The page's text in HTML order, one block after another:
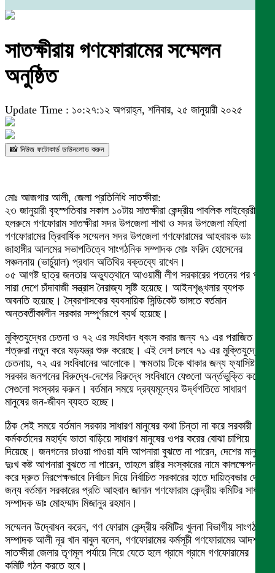
সাতক্ষীরায় গণফোরামের সম্মেলন
অনুষ্ঠিত
Update Time : ১০:২৭:১২ অপরাহ্ন, শনিবার, ২৫ জানুয়ারী ২০২৫
📸 নিউজ ফটোকার্ড ডাউনলোড করুন
মোঃ আজগার আলী, জেলা প্রতিনিধি সাতক্ষীরা:
২৩ জানুয়ারী বৃহস্পতিবার সকাল ১০টায় সাতক্ষীরা কেন্দ্রীয় পাবলিক লাইব্রেরী
হলরুমে গণফোরাম সাতক্ষীরা সদর উপজেলা শাখা ও সদর উপজেলা মহিলা
গণফোরামের ত্রিবার্ষিক সম্মেলন সদর উপজেলা গণফোরামের আহবায়ক ডাঃ
জাহাঙ্গীর আলমের সভাপতিত্বে সাংগঠনিক সম্পাদক মোঃ ফরিদ হোসেনের
সঞ্চলনায় (ভার্চুয়াল) প্রধান অতিথির বক্তব্যে রাখেন।
০৫ আগষ্ট ছাত্র জনতার অভ্যুত্থানে আওয়ামী লীগ সরকারের পতনের পর পরই
সারা দেশে চাঁদাবাজী সন্ত্রাস নৈরাজ্য সৃষ্টি হয়েছে। আইনশৃঙ্খলার ব্যপক
অবনতি হয়েছে। স্বৈরশাসকের ব্যবসায়িক সিন্ডিকেট ভাঙ্গতে বর্তমান
অন্তবর্তীকালীন সরকার সম্পূর্ণরূপে ব্যর্থ হয়েছে।
মুক্তিযুদ্ধের চেতনা ও ৭২ এর সংবিধান ধ্বংস করার জন্য ৭১ এর পরাজিত
শত্রুরা নতুন করে ষড়যন্ত্র শুরু করেছে। এই দেশ চলবে ৭১ এর মুক্তিযুদ্ধের
চেতনায়, ৭২ এর সংবিধানের আলোকে। ক্ষমতায় টিকে থাকার জন্য ফ্যাসিষ্ট
সরকার জনগনের বিরুদ্ধে-দেশের বিরুদ্ধে সংবিধানে যেগুলো অর্ন্তভুক্তি করেছে
সেগুলো সংস্কার করুন। বর্তমান সময়ে দ্রব্যমূল্যের উর্দ্ধগতিতে সাধারণ
মানুষের জন-জীবন ব্যহত হচ্ছে।
ঠিক সেই সময়ে বর্তমান সরকার সাধারণ মানুষের কথা চিন্তা না করে সরকারী
কর্মকর্তাদের মহার্ঘ্য ভাতা বাড়িয়ে সাধারণ মানুষের ওপর করের বোঝা চাপিয়ে
দিয়েছে। জনগনের চাওয়া পাওয়া যদি আপনারা বুঝতে না পারেন, দেশের মানুষের
দুঃখ কষ্ট আপনারা বুঝতে না পারেন, তাহলে রাষ্ট্র সংস্কারের নামে কালক্ষেপন না
করে দ্রুত নিরপেক্ষভাবে নির্বাচন দিয়ে নির্বাচিত সরকারের হাতে দায়িত্বভার দেয়ার
জন্য বর্তমান সরকারের প্রতি আহবান জানান গণফোরাম কেন্দ্রীয় কমিটির সাধারণ
সম্পাদক ডাঃ মোহম্মাদ মিজানুর রহমান।
সম্মেলন উদ্বোধন করেন, গণ ফোরাম কেন্দ্রীয় কমিটির খুলনা বিভাগীয় সাংগঠনিক
সম্পাদক আলী নূর খান বাবুল বলেন, গণফোরামের কর্মসূচী গণফোরামের আদর্শ
সাতক্ষীরা জেলার তৃণমূল পর্যায়ে নিয়ে যেতে হলে গ্রামে গ্রামে গণফোরামের
কমিটি গঠন করতে হবে।